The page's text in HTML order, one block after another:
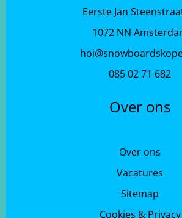
Eerste Jan
1072 NN
085 02 71 682
Over ons
Over ons
Vacatures
Sitemap
Cookies & Privacy